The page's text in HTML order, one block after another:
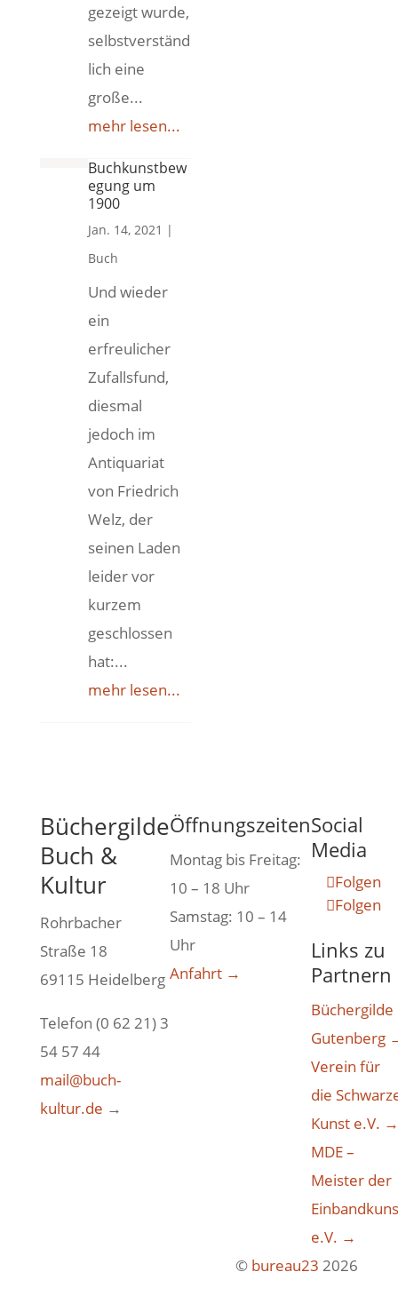
gezeigt wurde,
selbstverständ
lich eine
große...
mehr lesen...
Buchkunstbew
egung um
1900
Jan. 14, 2021 |
Buch
Und wieder
ein
erfreulicher
Zufallsfund,
diesmal
jedoch im
Antiquariat
von Friedrich
Welz, der
seinen Laden
leider vor
kurzem
geschlossen
hat:...
mehr lesen...
Büchergilde
Buch &
Kultur
Rohrbacher
Straße 18
69115 Heidelberg
Telefon (0 62 21) 3
54 57 44
mail@buch-
kultur.de →
Öffnungszeiten
Montag bis Freitag:
10 – 18 Uhr
Samstag: 10 – 14
Uhr
Anfahrt →
Social
Media
Folgen
Folgen
Links zu
Partnern
Büchergilde
Gutenberg
Verein für
die
Kunst e.V. →
MDE –
Meister der
e.V. →
© bureau23 2026